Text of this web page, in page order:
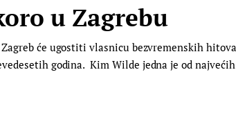
u Zagrebu
će ugostiti vlasnicu bezvremenskih hitova
godina. Kim Wilde jedna je od